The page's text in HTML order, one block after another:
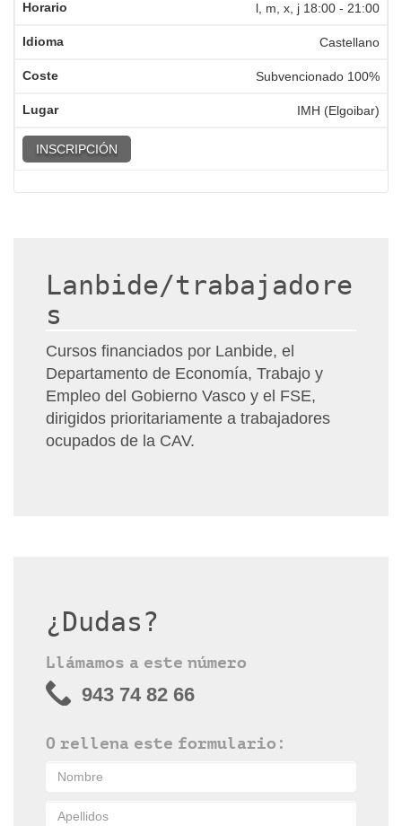
l, m, x, j 18:00 - 21:00
Castellano
Subvencionado 100%
IMH (Elgoibar)
INSCRIPCIÓN
Lanbide/trabajadore
s
Cursos financiados por Lanbide, el
Departamento de Economía, Trabajo y
Empleo del Gobierno Vasco y el FSE,
dirigidos prioritariamente a trabajadores
ocupados de la CAV.
¿Dudas?
Llámamos a este número
943 74 82 66
O rellena este formulario: